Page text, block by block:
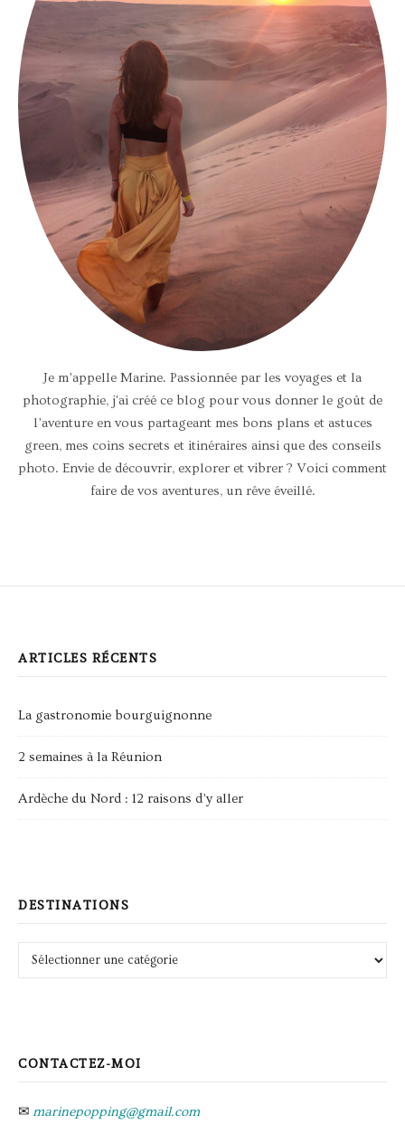
Je m’appelle Marine. Passionnée par les voyages et la
photographie, j'ai créé ce blog pour vous donner le goût de
l’aventure en vous partageant mes bons plans et astuces
green, mes coins secrets et itinéraires ainsi que des conseils
photo. Envie de découvrir, explorer et vibrer ? Voici comment
faire de vos aventures, un rêve éveillé.
ARTICLES RÉCENTS
La gastronomie bourguignonne
2 semaines à la Réunion
Ardèche du Nord : 12 raisons d’y aller
DESTINATIONS
Destinations
CONTACTEZ-MOI
✉ marinepopping@gmail.com